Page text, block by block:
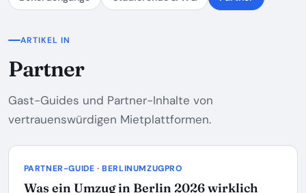
ARTIKEL IN
Partner
Gast-Guides und Partner-Inhalte von
vertrauenswürdigen Mietplattformen.
PARTNER-GUIDE · BERLINUMZUGPRO
Was ein Umzug in Berlin 2026 wirklich